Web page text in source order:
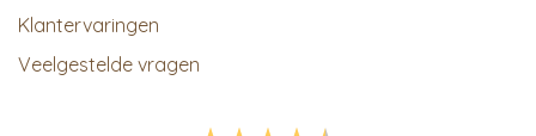
Klantervaringen
Veelgestelde vragen